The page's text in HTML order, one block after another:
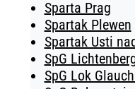
Sparta Prag
Spartak Plewen
Spartak Usti
SpG
SpG Lok